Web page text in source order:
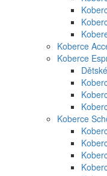
Koberce
Koberce
Koberce